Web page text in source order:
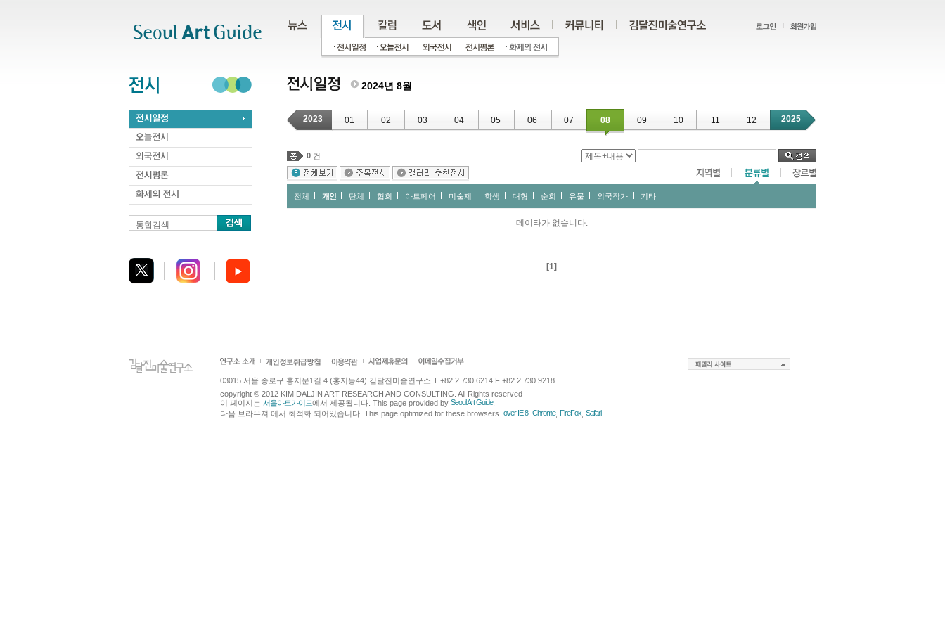
통합검색
2024년 8월
2023 01 02 03 04 05 06 07 08 09 10 11 12 2025
0 건
전체 개인 단체 협회 아트페어 미술제 학생 대형 순회 유물 외국작가 기타
데이타가 없습니다.
[1]
03015 서울 종로구 홍지문1길 4 (홍지동44) 김달진미술연구소 T +82.2.730.6214 F +82.2.730.9218
copyright © 2012 KIM DALJIN ART RESEARCH AND CONSULTING. All Rights reserved
이 페이지는 서울아트가이드에서 제공됩니다. This page provided by Seoul Art Guide.
다음 브라우져 에서 최적화 되어있습니다. This page optimized for these browsers. over IE 8, Chrome, FireFox Safari